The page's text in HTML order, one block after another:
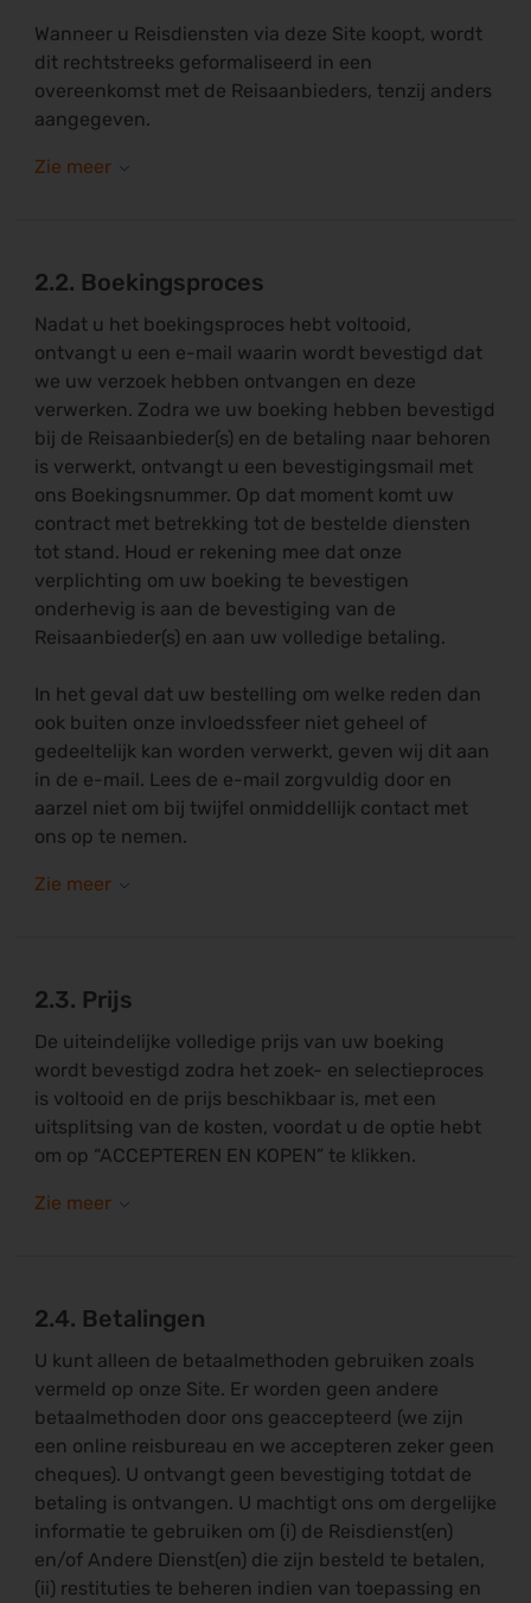
Wanneer u Reisdiensten via deze Site koopt, wordt
dit rechtstreeks geformaliseerd in een
overeenkomst met de Reisaanbieders, tenzij anders
aangegeven.
2.2. Boekingsproces
Nadat u het boekingsproces hebt voltooid,
ontvangt u een e-mail waarin wordt bevestigd dat
we uw verzoek hebben ontvangen en deze
verwerken. Zodra we uw boeking hebben bevestigd
bij de Reisaanbieder(s) en de betaling naar behoren
is verwerkt, ontvangt u een bevestigingsmail met
ons Boekingsnummer. Op dat moment komt uw
contract met betrekking tot de bestelde diensten
tot stand. Houd er rekening mee dat onze
verplichting om uw boeking te bevestigen
onderhevig is aan de bevestiging van de
Reisaanbieder(s) en aan uw volledige betaling.
In het geval dat uw bestelling om welke reden dan
ook buiten onze invloedssfeer niet geheel of
gedeeltelijk kan worden verwerkt, geven wij dit aan
in de e-mail. Lees de e-mail zorgvuldig door en
aarzel niet om bij twijfel onmiddellijk contact met
ons op te nemen.
2.3. Prijs
De uiteindelijke volledige prijs van uw boeking
wordt bevestigd zodra het zoek- en selectieproces
is voltooid en de prijs beschikbaar is, met een
uitsplitsing van de kosten, voordat u de optie hebt
om op “ACCEPTEREN EN KOPEN” te klikken.
2.4. Betalingen
U kunt alleen de betaalmethoden gebruiken zoals
vermeld op onze Site. Er worden geen andere
betaalmethoden door ons geaccepteerd (we zijn
een online reisbureau en we accepteren zeker geen
cheques). U ontvangt geen bevestiging totdat de
betaling is ontvangen. U machtigt ons om dergelijke
informatie te gebruiken om (i) de Reisdienst(en)
en/of Andere Dienst(en) die zijn besteld te betalen,
(ii) restituties te beheren indien van toepassing en